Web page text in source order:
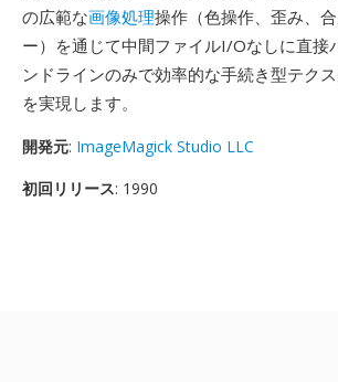
の広範な画像処理操作（色操作、歪み、
ー）を通じて中間ファイルI/Oなしに直接
ンドラインのみで効率的な手続き型テク
を実現します。
開発元: ImageMagick Studio LLC
初回リリース: 1990